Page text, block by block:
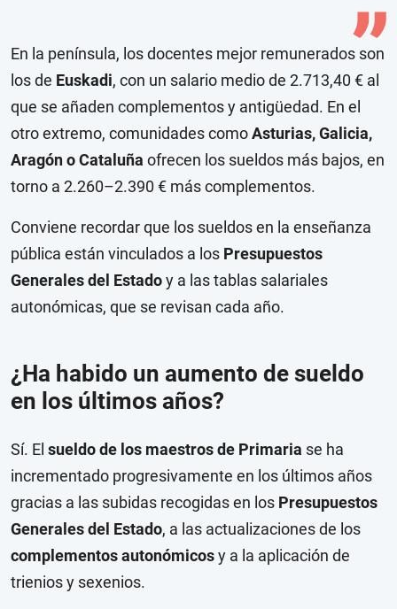
En la península, los docentes mejor remunerados son
los de Euskadi, con un salario medio de 2.713,40 € al
que se añaden complementos y antigüedad. En el
otro extremo, comunidades comoAsturias, Galicia,
Aragón o Cataluña ofrecen los sueldos más bajos, en
torno a 2.260–2.390 € más complementos.
Conviene recordar que los sueldos en la enseñanza
pública están vinculados a los Presupuestos
Generales del Estadoy a las tablas salariales
autonómicas, que se revisan cada año.
¿Ha habido un aumento de sueldo
en los últimos años?
Sí. El sueldo de los maestros de Primaria se ha
incrementado progresivamente en los últimos años
gracias a las subidas recogidas en los Presupuestos
Generales del Estado, a las actualizaciones de los
complementos autonómicosy a la aplicación de
trienios y sexenios.